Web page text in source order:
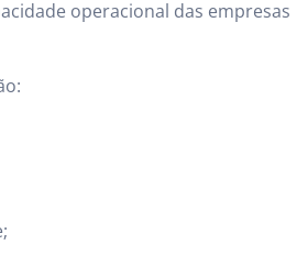
operacional das empresas